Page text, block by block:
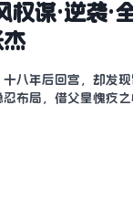
权谋·逆袭·
八年后回宫，却发现
布局，借父皇愧疚之